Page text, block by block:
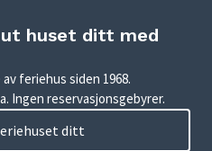
huset ditt med
feriehus siden 1968.
Ingen reservasjonsgebyrer.
ditt